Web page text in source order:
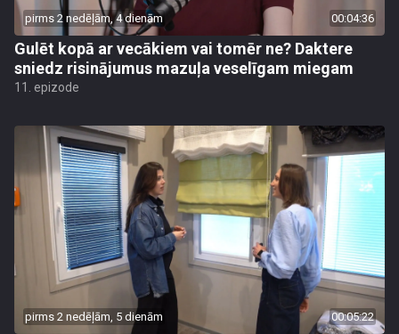
pirms 2 nedēļām, 4 dienām 00:04:36
Gulēt kopā ar vecākiem vai tomēr ne? Daktere
sniedz risinājumus mazuļa veselīgam miegam
11. epizode
pirms 2 nedēļām, 5 dienām 00:05:22